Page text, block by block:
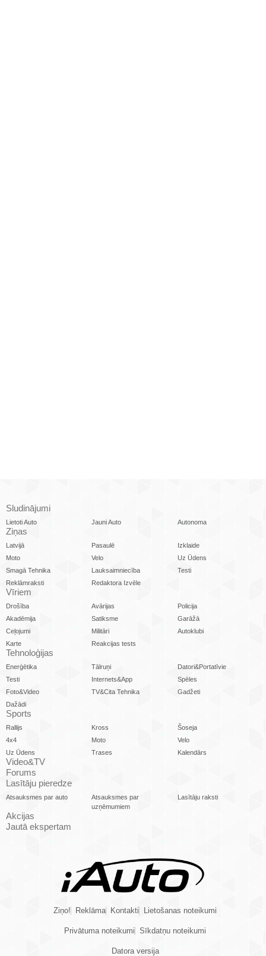
Sludinājumi
Lietoti Auto Jauni Auto Autonoma
Ziņas
Latvijā Pasaulē
Izklaide
Moto
Velo
Uz Ūdens
Smagā Tehnika
Lauksaimniecība
Testi
Reklāmraksti
Redaktora Izvēle
Vīriem
Drošība Avārijas
Policija
Akadēmija
Satiksme
Garāžā
Ceļojumi
Militāri
Autoklubi
Karte
Reakcijas tests
Tehnoloģijas
Enerģētika Tālruņi
Datori&Portatīvie
Testi
Internets&App
Spēles
Foto&Video
TV&Cita Tehnika
Gadžeti
Dažādi
Sports
Rallijs Kross
Šoseja
4x4
Moto
Velo
Uz Ūdens
Trases Kalendārs
Video&TV
Forums
Lasītāju pieredze
Atsauksmes par auto
Atsauksmes par
uzņēmumiem
Lasītāju raksti
Akcijas
Jautā ekspertam
Ziņo! Reklāma Kontakti Lietošanas noteikumi
Privātuma noteikumi Sīkdatņu noteikumi
Datora versija